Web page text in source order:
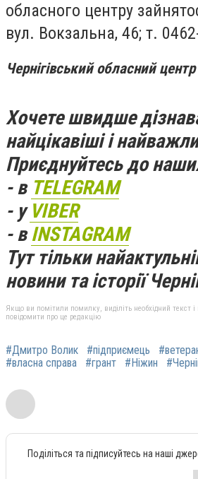
обласного центру
вул. Вокзальна, 46; т.
Чернігівський обласний
Хочете швидше
найцікавіші і
Приєднуйтесь до
- в TELEGRAM
- у VIBER
- вINSTAGRAM
Тут тільки
новини та історії
Якщо ви помітили помилку, виділіть необхідний текст
повідомити про це редакцію
#Дмитро Волик #підприємець
#власна справа
#грант #Ніжин
Поділіться та підписуйтесь на наші